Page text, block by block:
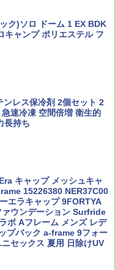
"財布 ランダム2種】
ン）2026年9月号【特
周年を祝して！
ッパ
地球の歩き方A ヨーロッ
図・統計・移動から読み
書)
クスピーク) 着替えテン
ント 【中が透けない】 1
ップアップテント 携帯 簡
RENEW 幅200 2-3人用 43
クション 山善] 傘みたいに
サッとテント ブラックコ
ローズ メッシュ 3-4人用
ップテント エクルベージ
150B(EB)
ク)ソロ ドーム 1 EX BDK
キャンプ ポリエステル フ
ンレス保冷剤 2個セット 2
速冷凍 空間倍増 衛生的
長持ち
キャップ メッシュキャ
15226380 NER37C00
エラキャップ 9FORTYA
ウンデーション Surfride
ボ Aフレーム メンズ レデ
プバック a-frame 9フォー
セックス 夏用 日除けUV